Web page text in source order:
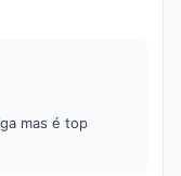
mas é top